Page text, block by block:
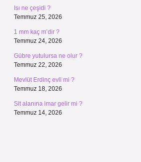
Isı ne çeşidi ?
Temmuz 25, 2026
1 mm kaç m’dir ?
Temmuz 24, 2026
Gübre yutulursa ne olur ?
Temmuz 22, 2026
Mevlüt Erdinç evli mi ?
Temmuz 18, 2026
Sit alanına imar gelir mi ?
Temmuz 14, 2026